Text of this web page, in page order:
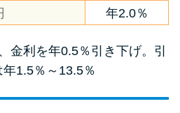
年2.0％
金利を年0.5％引き下げ。引
1.5％～13.5％